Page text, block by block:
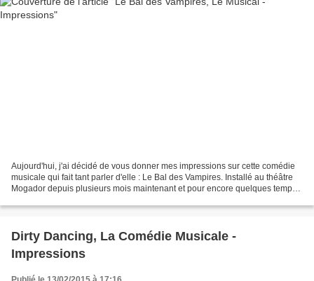
Aujourd'hui, j'ai décidé de vous donner mes impressions sur cette comédie
musicale qui fait tant parler d'elle : Le Bal des Vampires. Installé au théâtre
Mogador depuis plusieurs mois maintenant et pour encore quelques temps,
Dirty Dancing, La Comédie Musicale -
Impressions